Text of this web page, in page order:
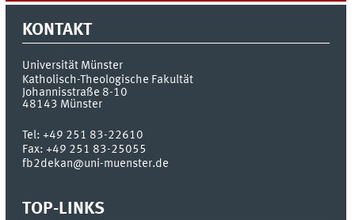
KONTAKT
Universität Münster
Katholisch-Theologische Fakultät
Johannisstraße 8-10
48143 Münster
Tel:+49 251 83-22610
Fax:+49 251 83-25055
fb2dekan@uni-muenster.de
TOP-LINKS